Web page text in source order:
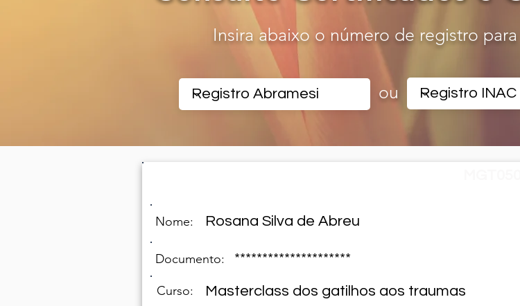
Insira abaixo o número de registro
ou
Nome: Rosana Silva de Abreu
Documento: *********************
Curso: Masterclass dos gatilhos aos traumas